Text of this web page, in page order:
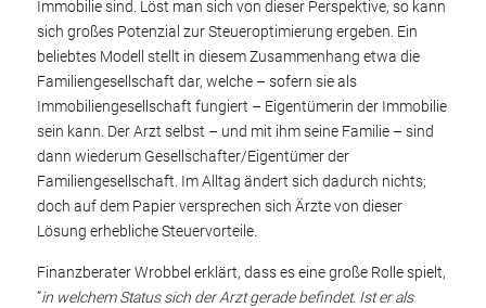
Immobilie sind. Löst man sich von dieser Perspektive, so kann
sich großes Potenzial zur Steueroptimierung ergeben. Ein
beliebtes Modell stellt in diesem Zusammenhang etwa die
Familiengesellschaft dar, welche – sofern sie als
Immobiliengesellschaft fungiert – Eigentümerin der Immobilie
sein kann. Der Arzt selbst – und mit ihm seine Familie – sind
dann wiederum Gesellschafter/Eigentümer der
Familiengesellschaft. Im Alltag ändert sich dadurch nichts;
doch auf dem Papier versprechen sich Ärzte von dieser
Lösung erhebliche Steuervorteile.
Finanzberater Wrobbel erklärt, dass es eine große Rolle spielt,
“in welchem Status sich der Arzt gerade befindet. Ist er als